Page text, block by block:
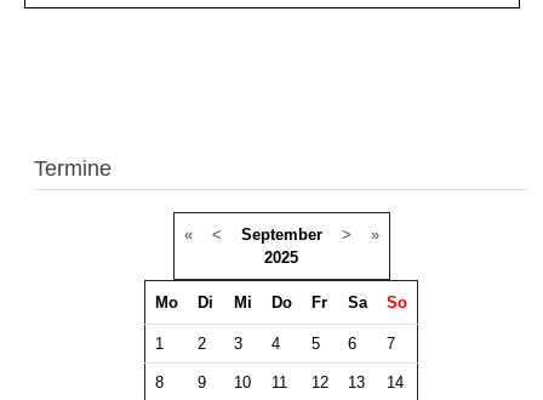
Termine
« <
September
2025
> »
Mo Di Mi Do Fr Sa So
1 2 3 4 5 6 7
8 9 10 11 12 13 14